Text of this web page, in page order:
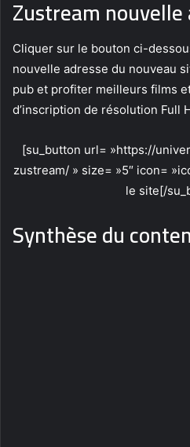
Zustream nouvelle
Cliquer sur le bouton ci-
nouvelle adresse du nouveau
pub et profiter meilleurs films
d’inscription de résolution Full
[su_button url= »https://
zustream/ » size= »5″ icon=
le site[/
Synthèse du